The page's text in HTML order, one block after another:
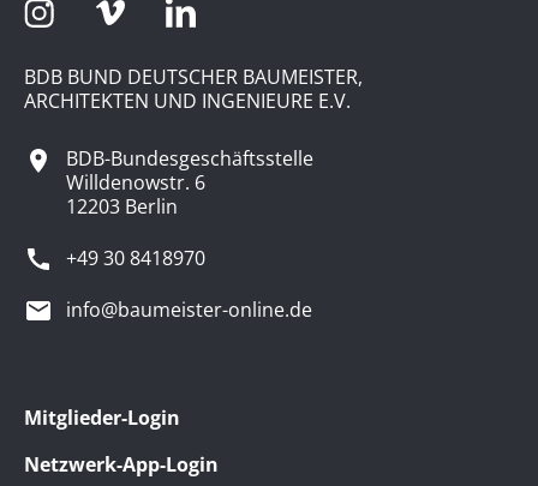
BDB BUND DEUTSCHER BAUMEISTER,
ARCHITEKTEN UND INGENIEURE E.V.
BDB-Bundesgeschäftsstelle
Willdenowstr. 6
12203 Berlin
+49 30 8418970
info@baumeister-online.de
Mitglieder-Login
Netzwerk-App-Login